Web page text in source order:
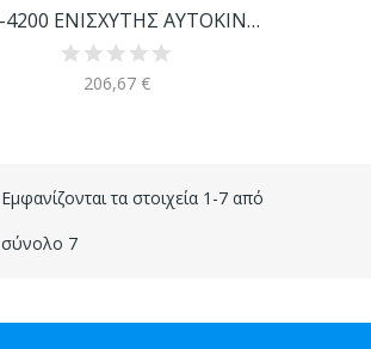
KSL-4200 ΕΝΙΣΧΥΤΗΣ ΑΥΤΟΚΙΝΗΤΟΥ
206,67 €
Εμφανίζονται τα στοιχεία 1-7 από
σύνολο 7